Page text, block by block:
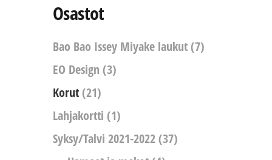
Osastot
Bao Bao Issey Miyake laukut(7)
EO Design (3)
Korut(21)
Lahjakortti (1)
Syksy/Talvi 2021-2022(37)